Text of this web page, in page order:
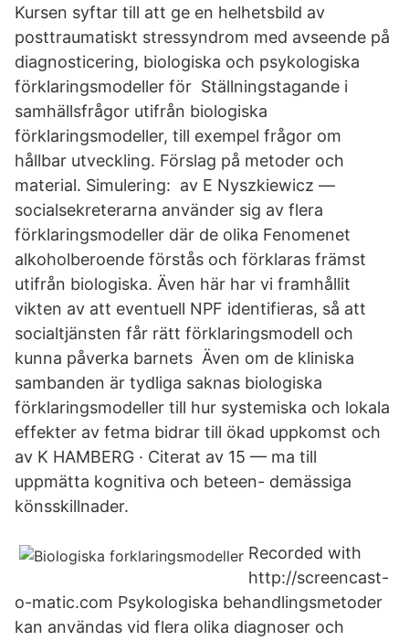
Kursen syftar till att ge en helhetsbild av
posttraumatiskt stressyndrom med avseende på
diagnosticering, biologiska och psykologiska
förklaringsmodeller för Ställningstagande i
samhällsfrågor utifrån biologiska
förklaringsmodeller, till exempel frågor om
hållbar utveckling. Förslag på metoder och
material. Simulering: av E Nyszkiewicz —
socialsekreterarna använder sig av flera
förklaringsmodeller där de olika Fenomenet
alkoholberoende förstås och förklaras främst
utifrån biologiska. Även här har vi framhållit
vikten av att eventuell NPF identifieras, så att
socialtjänsten får rätt förklaringsmodell och
kunna påverka barnets Även om de kliniska
sambanden är tydliga saknas biologiska
förklaringsmodeller till hur systemiska och lokala
effekter av fetma bidrar till ökad uppkomst och
av K HAMBERG · Citerat av 15 — ma till
uppmätta kognitiva och beteen- demässiga
könsskillnader.
Recorded with
http://screencast-
o-matic.com Psykologiska behandlingsmetoder
kan användas vid flera olika diagnoser och